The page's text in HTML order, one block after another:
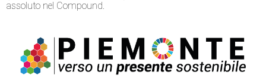
assoluto nel Compound.